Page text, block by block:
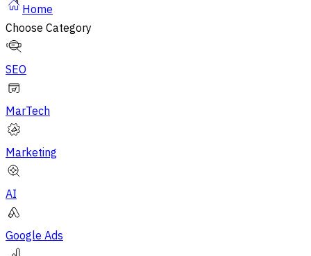
Home
Choose Category
SEO
MarTech
Marketing
AI
Google Ads